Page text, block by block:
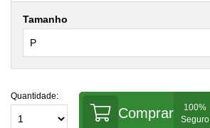
Tamanho
Quantidade:
Comprar